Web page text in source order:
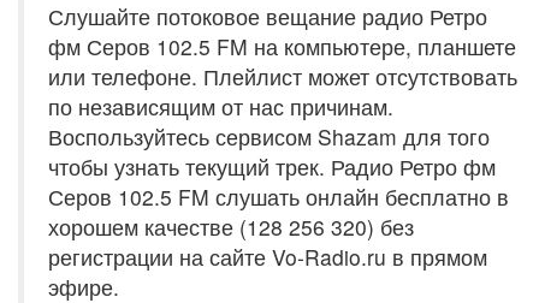
Слушайте потоковое вещание радио Ретро
фм Серов 102.5 FM на компьютере, планшете
или телефоне. Плейлист может отсутствовать
по независящим от нас причинам.
Воспользуйтесь сервисом Shazam для того
чтобы узнать текущий трек. Радио Ретро фм
Серов 102.5 FM слушать онлайн бесплатно в
хорошем качестве (128 256 320) без
регистрации на сайте Vo-Radio.ru в прямом
эфире.